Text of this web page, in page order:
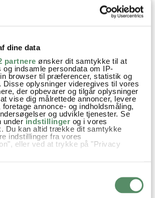
dine data
partnere ønsker dit samtykke til at
og indsamle persondata om IP-
browser til præferencer, statistik og
Disse oplysninger videregives til vores
der opbevarer og tilgår oplysninger
vise dig målrettede annoncer, levere
annonce- og indholdsmåling,
og udvikle tjenester. Se
under indstillinger og i vores
Du kan altid trække dit samtykke
indstillinger fra vores
eller ved at trykke på "Privacy
præcise oplysninger om din placering,
nøjagtig inden for få meter
din enhed baseret på en scanning af
for Christmas! A wooden star made by
to see BIrimingham Royal Ballet dance
and a chance to go to the
there and TIME to do all the things I
teenager some Cloetta juleskum (not
here in UK) but a supermarket has them
Jul!!!!
:
2014 kl. 19:55
wonderful!